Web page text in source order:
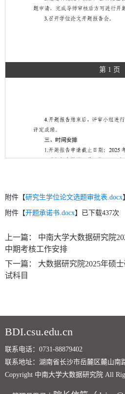
第 1 页
第 2 页
附件【研究生学位论文选题审批表.docx
附件【开题承诺书.docx】已下载437次
上一篇： 中南大学大数据研究院
中期考核工作安排
下一篇： 大数据研究院2025年硕
试科目
BDI.csu.edu.cn
联系电话：0731-88879402
联系地址：湖南省长沙市岳麓区麓山南
Copyright 中南大学大数据研究院 All